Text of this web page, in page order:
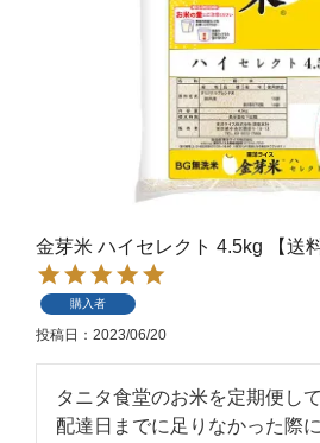
金芽米 ハイセレクト 4.5kg 【送
購入者
投稿日 2023/06/20
タニタ食堂のお米を定期便し
配達日までに足りなかった際